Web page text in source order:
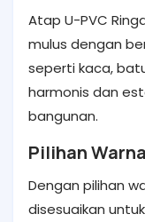
Atap U-PVC
mulus dengan
seperti kaca,
harmonis dan
bangunan.
Pilihan
Dengan pilihan
disesuaikan